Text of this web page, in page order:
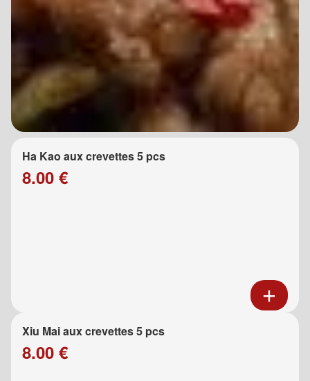
Ha Kao aux crevettes 5 pcs
8.00 €
Xiu Mai aux crevettes 5 pcs
8.00 €